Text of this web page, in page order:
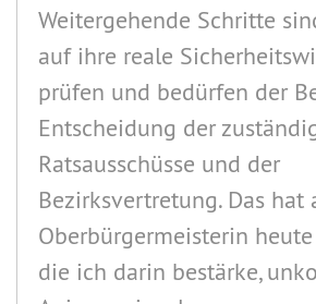
Weitergehende Schritte
auf ihre reale
prüfen und bedürfen der
Entscheidung der
Ratsausschüsse und der
Bezirksvertretung. Das hat
Oberbürgermeisterin
die ich darin bestärke,